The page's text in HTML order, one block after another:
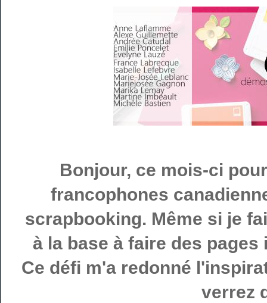
Bonjour, ce mois-ci
francophones
scrapbooking. Même si je
à la base à faire des
Ce défi m'a redonné
verrez